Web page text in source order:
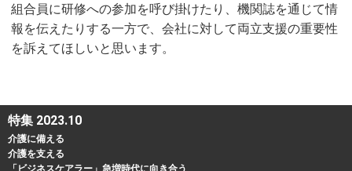
組合員に研修への参加を呼び掛けたり、機関誌を通じて情
報を伝えたりする一方で、会社に対して両立支援の重要性
を訴えてほしいと思います。
特集 2023.10
介護に備える
介護を支える
「ビジネスケアラー」急増時代に向き合う